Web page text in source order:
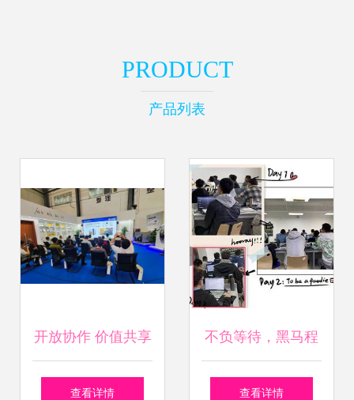
PRODUCT
产品列表
开放协作 价值共享
天津大族工厂开放
查看详情
不负等待，黑马程
序员技术交流社区
查看详情